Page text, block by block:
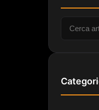
Cerca: